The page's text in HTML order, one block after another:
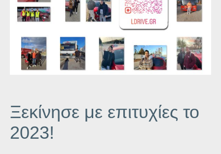
Ξεκίνησε με επιτυχίες το
2023!